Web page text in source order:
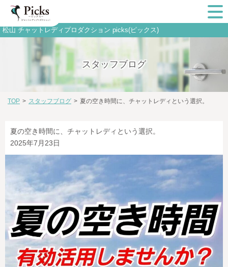
松山 チャットレディプロダクション picks(ピックス)
スタッフブログ
TOP > スタッフブログ > 夏の空き時間に、チャットレディという選択。
夏の空き時間に、チャットレディという選択。
2025年7月23日